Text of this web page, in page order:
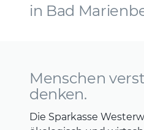
in Bad
Menschen
denken.
Die Sparkasse